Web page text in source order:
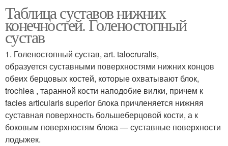
Таблица суставов нижних
конечностей. Голеностопный
сустав
1. Голеностопный сустав, art. talocruralis,
образуется суставными поверхностями нижних концов
обеих берцовых костей, которые охватывают блок,
trochlea , таранной кости наподобие вилки, причем к
facies articularis superior блока причленяется нижняя
суставная поверхность большеберцовой кости, а к
боковым поверхностям блока — суставные поверхности
лодыжек.